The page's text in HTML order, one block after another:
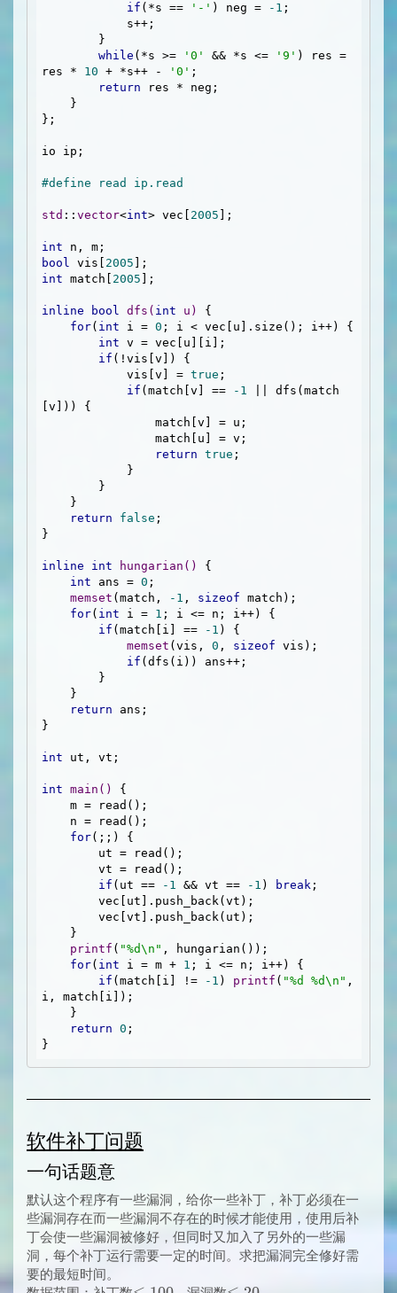
if (*s == '-' ) neg = -1 ;
while (*s >= '0' && *s <= '9' ) res =
res * 10 + *s++ - '0' ;
return res * neg;
};
io ip;
#define read ip.read
std :: vector<int> vec[ 2005 ];
int
bool vis[ 2005
int match[ 2005 ];
inline bool dfs ( int u)
{
for( int i = 0 ; i < vec[u].size(); i++) {
int v = vec[u][i];
if (!vis[v]) {
            vis[v] =
true ;
if (match[v] == -1 || dfs(match
[v])) {
return true ;
return
false ;
}
inline int hungarian ()
{
int ans = 0 ;
memset (match, -1 , sizeof match);
for( int i = 1 ; i <= n; i++) {
if (match[i] == -1 ) {
memset (vis, 0 , sizeof vis);
if (dfs(i)) ans++;
return ans;
}
int ut, vt;
int main ()
{
for(;;) {
if (ut == -1 && vt == -1 ) break ;
printf ( "%d\n" , hungarian());
for( int i = m + 1 ; i <= n; i++) {
if (match[i] != -1 ) printf ( "%d %d\n" ,
i, match[i]);
return 0 ;
软件补丁问题
一句话题意
默认这个程序有一些漏洞，给你一些补丁，补丁必须在一
些漏洞存在而一些漏洞不存在的时候才能使用，使用后补
丁会使一些漏洞被修好，但同时又加入了另外的一些漏
洞，每个补丁运行需要一定的时间。求把漏洞完全修好需
要的最短时间。